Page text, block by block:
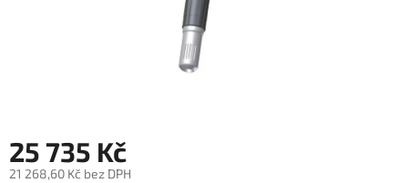
25 735 Kč
21 268,60 Kč bez DPH